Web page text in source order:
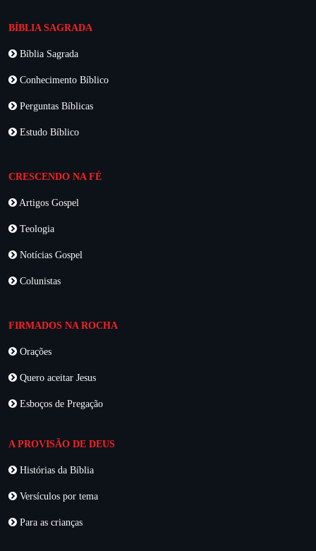
BÍBLIA SAGRADA
Bíblia Sagrada
Conhecimento Bíblico
Perguntas Bíblicas
Estudo Bíblico
CRESCENDO NA FÉ
Artigos Gospel
Teologia
Notícias Gospel
Colunistas
FIRMADOS NA ROCHA
Orações
Quero aceitar Jesus
Esboços de Pregação
A PROVISÃO DE DEUS
Histórias da Bíblia
Versículos por tema
Para as crianças